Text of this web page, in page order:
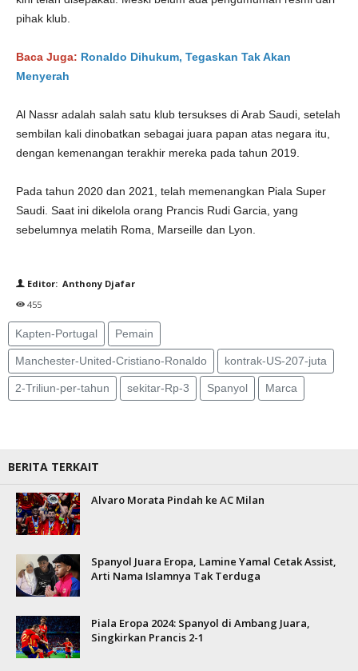
pihak klub.
Baca Juga: Ronaldo Dihukum, Tegaskan Tak Akan
Menyerah
Al Nassr adalah salah satu klub tersukses di Arab Saudi, setelah
sembilan kali dinobatkan sebagai juara papan atas negara itu,
dengan kemenangan terakhir mereka pada tahun 2019.
Pada tahun 2020 dan 2021, telah memenangkan Piala Super
Saudi. Saat ini dikelola orang Prancis Rudi Garcia, yang
sebelumnya melatih Roma, Marseille dan Lyon.
Editor: Anthony Djafar
455
Kapten-Portugal Pemain
Manchester-United-Cristiano-Ronaldo kontrak-US-207-juta
2-Triliun-per-tahun sekitar-Rp-3 Spanyol Marca
BERITA TERKAIT
Alvaro Morata Pindah ke AC Milan
Spanyol Juara Eropa, Lamine Yamal Cetak Assist,
Arti Nama Islamnya Tak Terduga
Piala Eropa 2024: Spanyol di Ambang Juara,
Singkirkan Prancis 2-1